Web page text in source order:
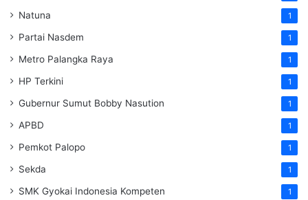
Natuna 1
Partai Nasdem 1
Metro Palangka Raya 1
HP Terkini 1
Gubernur Sumut Bobby Nasution 1
APBD 1
Pemkot Palopo 1
Sekda 1
SMK Gyokai Indonesia Kompeten 1